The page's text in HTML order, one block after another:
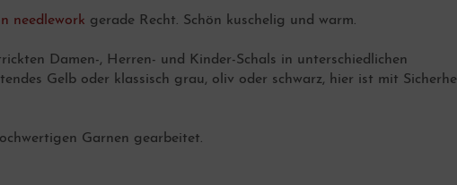
needlework gerade Recht. Schön kuschelig und warm.
Damen-, Herren- und Kinder-Schals in unterschiedlichen
Gelb oder klassisch grau, oliv oder schwarz, hier ist mit
Garnen gearbeitet.